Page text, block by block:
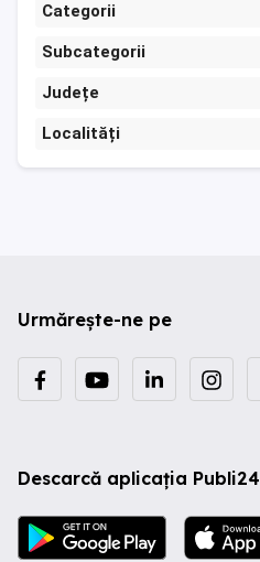
Categorii
Subcategorii
Județe
Localități
Urmărește-ne pe
Descarcă aplicația Publi24